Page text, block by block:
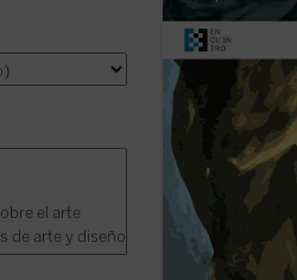
pequeño mundo.
todo era
miles de
...